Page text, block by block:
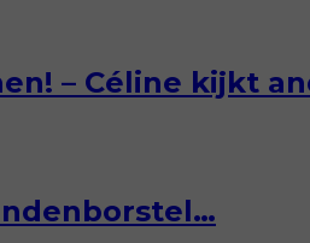
– Céline kijkt